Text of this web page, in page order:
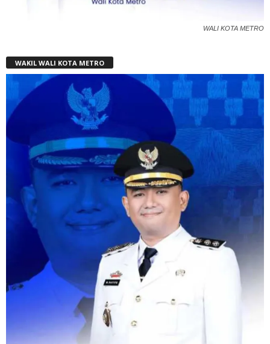
WALI KOTA METRO
WAKIL WALI KOTA METRO